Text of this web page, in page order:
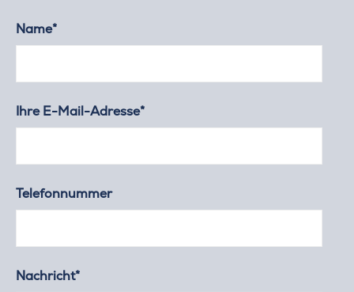
Name*
Ihre E-Mail-Adresse*
Telefonnummer
Nachricht*